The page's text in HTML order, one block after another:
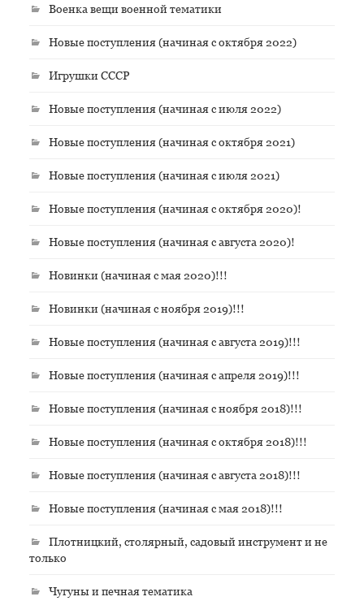
Военка вещи военной тематики
Новые поступления (начиная с октября 2022)
Игрушки СССР
Новые поступления (начиная с июля 2022)
Новые поступления (начиная с октября 2021)
Новые поступления (начиная с июля 2021)
Новые поступления (начиная с октября 2020)!
Новые поступления (начиная с августа 2020)!
Новинки (начиная с мая 2020)!!!
Новинки (начиная с ноября 2019)!!!
Новые поступления (начиная с августа 2019)!!!
Новые поступления (начиная с апреля 2019)!!!
Новые поступления (начиная с ноября 2018)!!!
Новые поступления (начиная с октября 2018)!!!
Новые поступления (начиная с августа 2018)!!!
Новые поступления (начиная с мая 2018)!!!
Плотницкий, столярный, садовый инструмент и не
только
Чугуны и печная тематика